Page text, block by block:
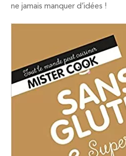
ne jamais manquer d’idées !